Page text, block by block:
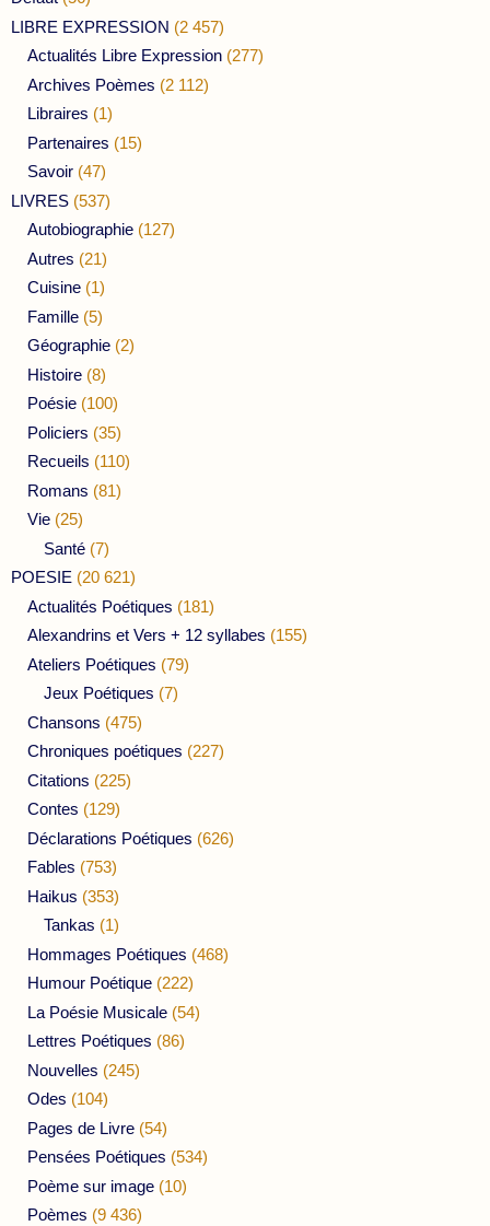
LIBRE EXPRESSION (2 457)
Actualités Libre Expression (277)
Archives Poèmes (2 112)
Libraires (1)
Partenaires (15)
Savoir (47)
LIVRES (537)
Autobiographie (127)
Autres (21)
Cuisine (1)
Famille (5)
Géographie (2)
Histoire (8)
Poésie (100)
Policiers (35)
Recueils (110)
Romans (81)
Vie (25)
Santé (7)
POESIE (20 621)
Actualités Poétiques (181)
Alexandrins et Vers + 12 syllabes (155)
Ateliers Poétiques (79)
Jeux Poétiques (7)
Chansons (475)
Chroniques poétiques (227)
Citations (225)
Contes (129)
Déclarations Poétiques (626)
Fables (753)
Haikus (353)
Tankas (1)
Hommages Poétiques (468)
Humour Poétique (222)
La Poésie Musicale (54)
Lettres Poétiques (86)
Nouvelles (245)
Odes (104)
Pages de Livre (54)
Pensées Poétiques (534)
Poème sur image (10)
Poèmes (9 436)